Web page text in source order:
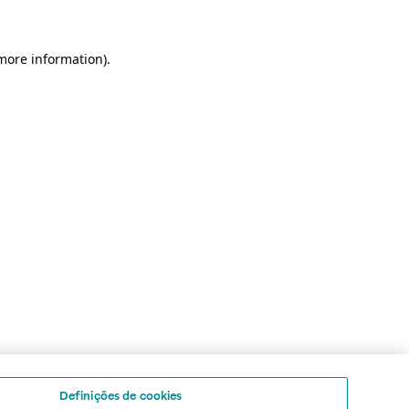
information).
Definições de cookies